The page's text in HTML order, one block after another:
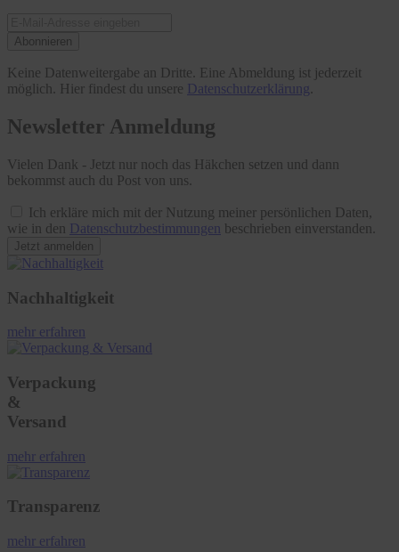
Abonnieren
Keine Datenweitergabe an Dritte. Eine Abmeldung ist jederzeit
möglich. Hier findest du unsere Datenschutzerklärung
Newsletter Anmeldung
Vielen Dank - Jetzt nur noch das Häkchen setzen und dann
bekommst auch du Post von uns.
Ich erkläre mich mit der Nutzung meiner persönlichen Daten,
wie in den Datenschutzbestimmungen beschrieben einverstanden.
Jetzt anmelden
Nachhaltigkeit
mehr erfahren
Verpackung
&
Versand
mehr erfahren
Transparenz
mehr erfahren